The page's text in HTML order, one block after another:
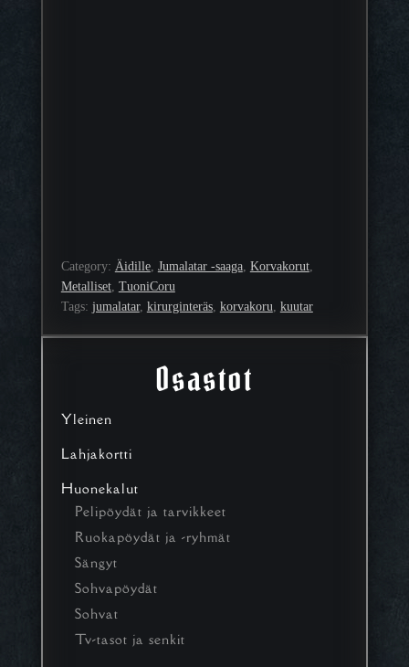
Osastot
Yleinen
Lahjakortti
Huonekalut
Pelipöydät ja tarvikkeet
Ruokapöydät ja -ryhmät
Sängyt
Sohvapöydät
Sohvat
Tv-tasot ja senkit
Category: Äidille, Jumalatar -saaga, Korvakorut
Metalliset, TuoniCoru
Tags: jumalatar, kirurginteräs, korvakoru, kuutar